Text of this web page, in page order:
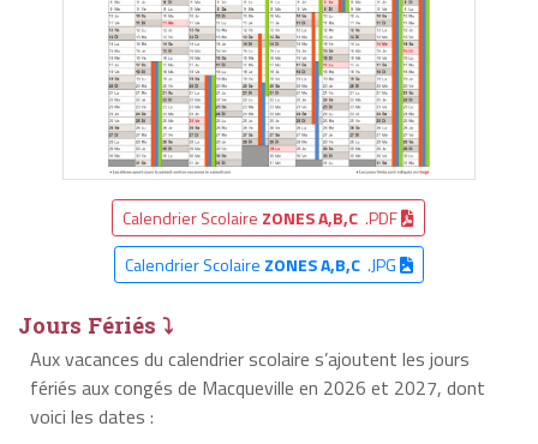
Calendrier Scolaire ZONES A,B,C .PDF
Calendrier Scolaire ZONES A,B,C.JPG
Jours Fériés ⤵
Aux vacances du calendrier scolaire s’ajoutent les jours
fériés aux congés de Macqueville en 2026 et 2027, dont
voici les dates :